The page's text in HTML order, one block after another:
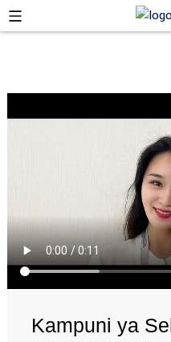
Kampuni ya